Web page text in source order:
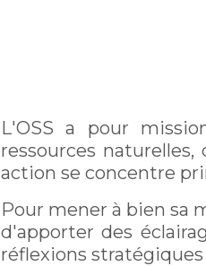
L'OSS a pour
ressources
action se concentre
Pour mener à bien sa
d'apporter des
réflexions